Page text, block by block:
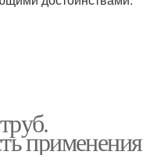
применения